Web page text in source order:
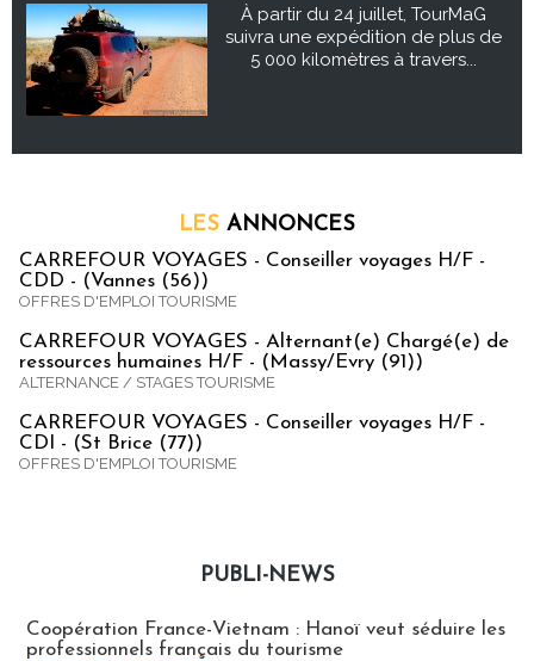
À partir du 24 juillet, TourMaG
suivra une expédition de plus de
5 000 kilomètres à travers...
LES ANNONCES
CARREFOUR VOYAGES - Conseiller voyages H/F -
CDD - (Vannes (56))
OFFRES D'EMPLOI TOURISME
CARREFOUR VOYAGES - Alternant(e) Chargé(e) de
ressources humaines H/F - (Massy/Evry (91))
ALTERNANCE / STAGES TOURISME
CARREFOUR VOYAGES - Conseiller voyages H/F -
CDI - (St Brice (77))
OFFRES D'EMPLOI TOURISME
PUBLI-NEWS
Coopération France-Vietnam : Hanoï veut séduire les
professionnels français du tourisme